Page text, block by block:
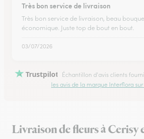
Très bon service de livraison
Très bon service de livraison, beau
économique. Juste top de bout en bout.
03/07/2026
Trustpilot Échantillon d'avis clients
les avis de la marque Interflora
Livraison de fleurs à Cerisy